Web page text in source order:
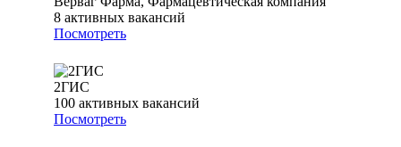
8 активных вакансий
Посмотреть
2ГИС
100 активных вакансий
Посмотреть